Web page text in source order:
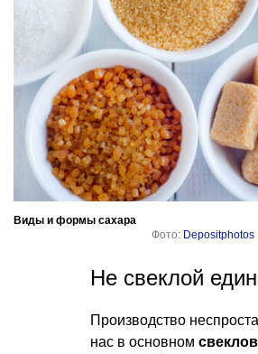
Виды и формы сахара
Фото: Depositphotos
Не свеклой
Производство
нас в основном